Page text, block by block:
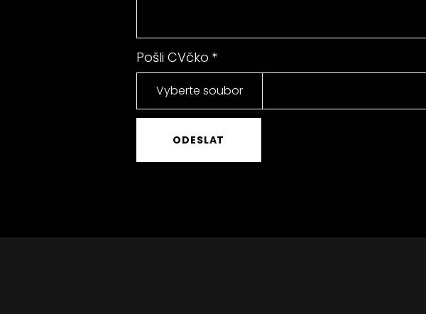
Pošli CVčko *
Vyberte soubor
ODESLAT